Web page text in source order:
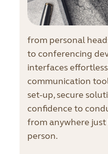
from personal
to conferencing
interfaces
communication
set-up, secure
confidence to
from anywhere
person.